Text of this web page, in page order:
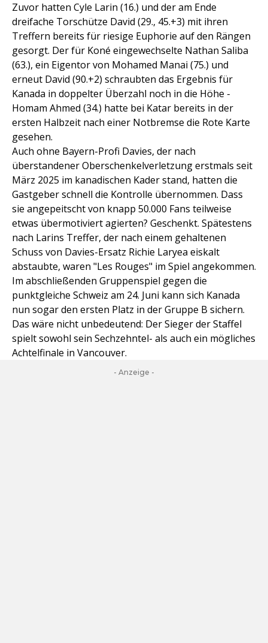
Zuvor hatten Cyle Larin (16.) und der am Ende
dreifache Torschütze David (29., 45.+3) mit ihren
Treffern bereits für riesige Euphorie auf den Rängen
gesorgt. Der für Koné eingewechselte Nathan Saliba
(63.), ein Eigentor von Mohamed Manai (75.) und
erneut David (90.+2) schraubten das Ergebnis für
Kanada in doppelter Überzahl noch in die Höhe -
Homam Ahmed (34.) hatte bei Katar bereits in der
ersten Halbzeit nach einer Notbremse die Rote Karte
gesehen.
Auch ohne Bayern-Profi Davies, der nach
überstandener Oberschenkelverletzung erstmals seit
März 2025 im kanadischen Kader stand, hatten die
Gastgeber schnell die Kontrolle übernommen. Dass
sie angepeitscht von knapp 50.000 Fans teilweise
etwas übermotiviert agierten? Geschenkt. Spätestens
nach Larins Treffer, der nach einem gehaltenen
Schuss von Davies-Ersatz Richie Laryea eiskalt
abstaubte, waren "Les Rouges" im Spiel angekommen.
Im abschließenden Gruppenspiel gegen die
punktgleiche Schweiz am 24. Juni kann sich Kanada
nun sogar den ersten Platz in der Gruppe B sichern.
Das wäre nicht unbedeutend: Der Sieger der Staffel
spielt sowohl sein Sechzehntel- als auch ein mögliches
Achtelfinale in Vancouver.
- Anzeige -